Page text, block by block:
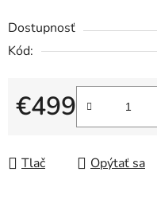
Dostupnosť
Kód:
€499
Jednotková cena:
Tlač Opýtať sa